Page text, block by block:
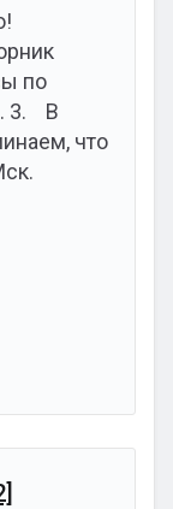
по
3. В
что